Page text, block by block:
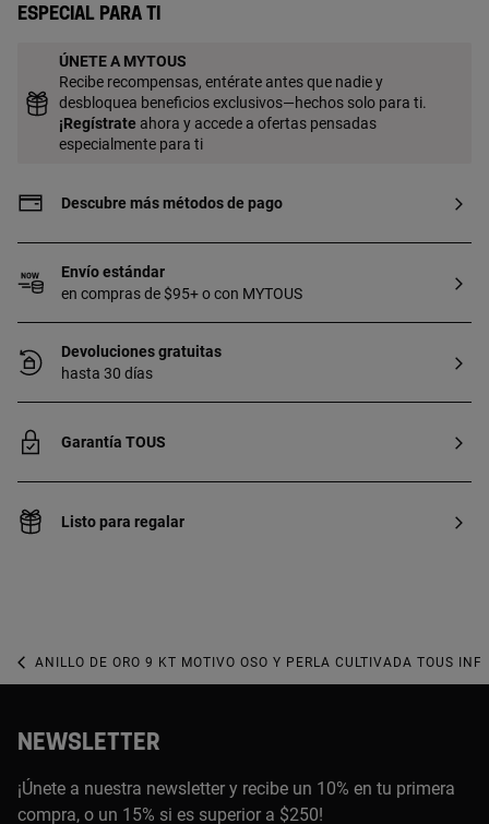
Especial para ti
ÚNETE A MYTOUS
Recibe recompensas, entérate antes que nadie y
desbloquea beneficios exclusivos—hechos solo para ti.
¡Regístrate ahora y accede a ofertas pensadas
especialmente para ti
Descubre más métodos de pago
Envío estándar
en compras de $95+ o con MYTOUS
Devoluciones gratuitas
hasta 30 días
Garantía TOUS
Listo para regalar
ANILLO DE ORO 9 KT MOTIVO OSO Y PERLA CULTIVADA TOUS
NEWSLETTER
¡Únete a nuestra newsletter y recibe un 10% en tu primera
compra, o un 15% si es superior a $250!